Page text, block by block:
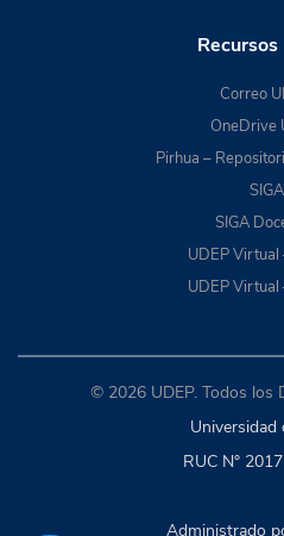
Recursos
Correo
OneDrive
Pirhua –
SIGA
SIGA
UDEP Virtual
UDEP Virtual
© 2026 UDEP. Todos los
Universidad
RUC N°
Administrado